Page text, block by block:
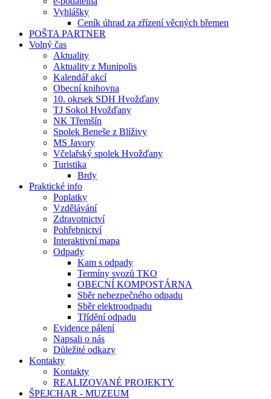
Vyhlášky
Ceník úhrad za zřízení věcných břemen
POŠTA PARTNER
Volný čas
Aktuality
Aktuality z Munipolis
Kalendář akcí
Obecní knihovna
10. okrsek SDH Hvožďany
TJ Sokol Hvožďany
NK Třemšín
Spolek Beneše z Blíživy
MS Javory
Včelařský spolek Hvožďany
Turistika
Brdy
Praktické info
Poplatky
Vzdělávání
Zdravotnictví
Pohřebnictví
Interaktivní mapa
Odpady
Kam s odpady
Termíny svozů TKO
OBECNÍ KOMPOSTÁRNA
Sběr nebezpečného odpadu
Sběr elektroodpadu
Třídění odpadu
Evidence pálení
Napsali o nás
Důležité odkazy
Kontakty
Kontakty
REALIZOVANÉ PROJEKTY
ŠPEJCHAR - MUZEUM